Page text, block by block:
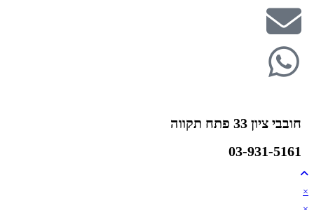
חובבי ציון 33 פתח תקווה
03-931-5161
×